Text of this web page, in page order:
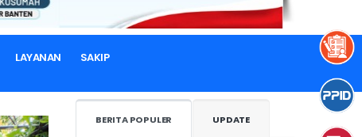
LAYANAN SAKIP
BERITA POPULER UPDATE